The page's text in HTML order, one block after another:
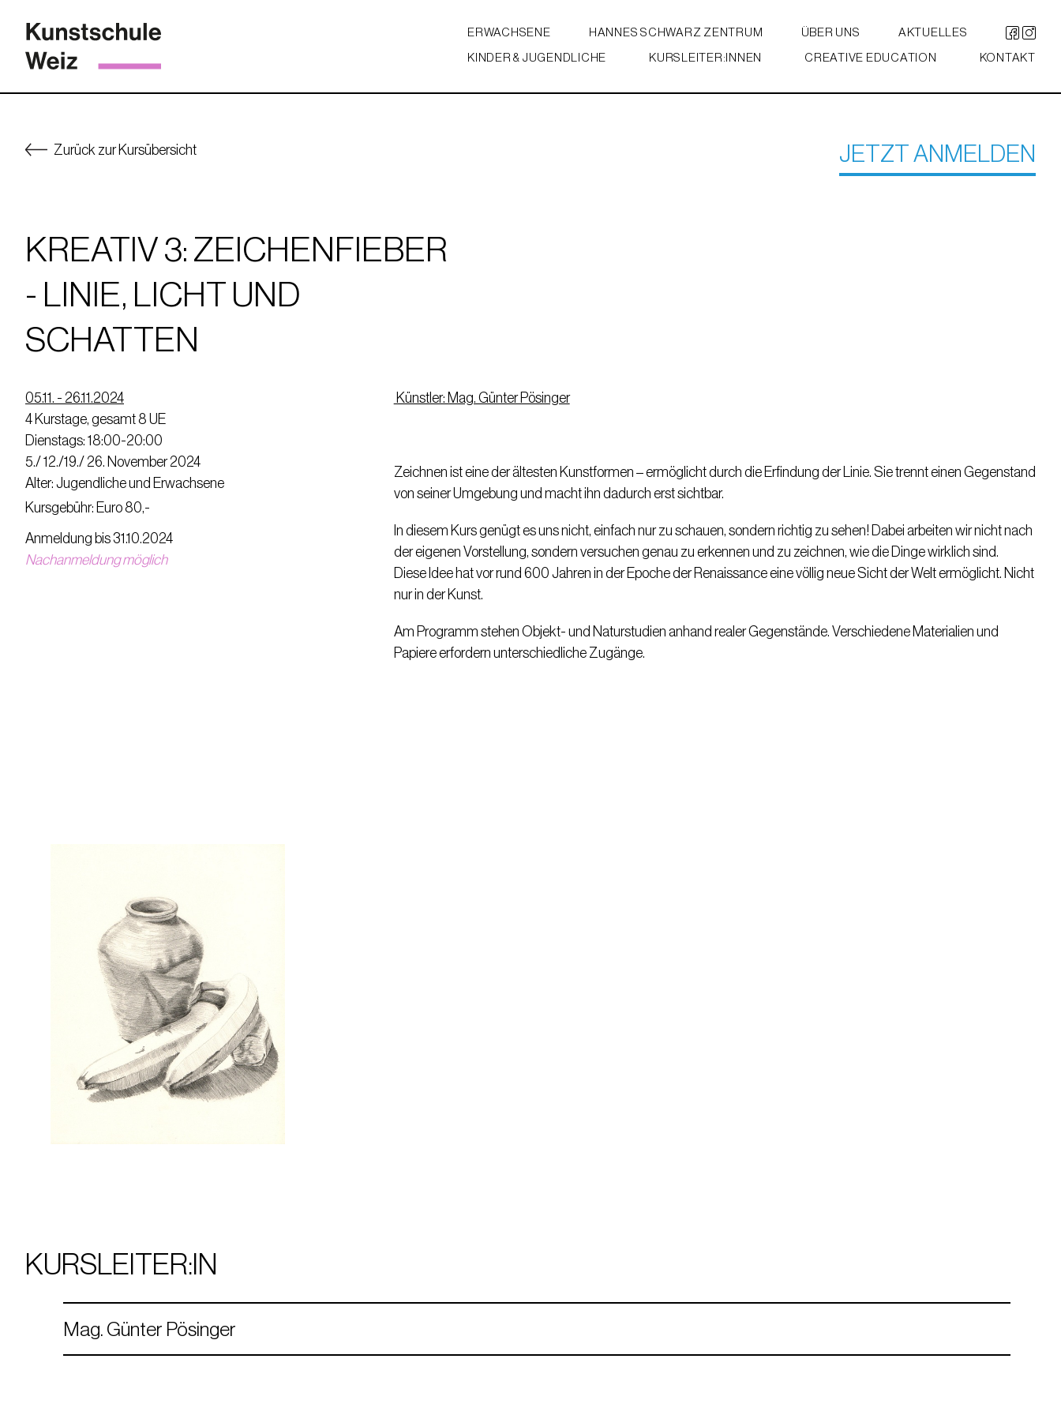
ERWACHSENE HANNES SCHWARZ ZENTRUM ÜBER UNS
AKTUELLES
KINDER & JUGENDLICHE
KURSLEITER:INNEN CREATIVE EDUCATION KONTAKT
Zurück zur Kursübersicht JETZT ANMELDEN
KREATIV 3: ZEICHENFIEBER
- LINIE, LICHT UND
SCHATTEN
05.11. - 26.11.2024
4 Kurstage, gesamt 8 UE
Dienstags: 18:00-20:00
5./ 12./19./ 26. November 2024
Alter: Jugendliche und Erwachsene
Kursgebühr: Euro 80,-
Anmeldung bis 31.10.2024
Nachanmeldung möglich
Künstler: Mag. Günter Pösinger
Zeichnen ist eine der ältesten Kunstformen – ermöglicht durch die Erfindung der Linie. Sie trennt einen Gegenstand
von seiner Umgebung und macht ihn dadurch erst sichtbar.
In diesem Kurs genügt es uns nicht, einfach nur zu schauen, sondern richtig zu sehen! Dabei arbeiten wir nicht nach
der eigenen Vorstellung, sondern versuchen genau zu erkennen und zu zeichnen, wie die Dinge wirklich sind.
Diese Idee hat vor rund 600 Jahren in der Epoche der Renaissance eine völlig neue Sicht der Welt ermöglicht. Nicht
nur in der Kunst.
Am Programm stehen Objekt- und Naturstudien anhand realer Gegenstände. Verschiedene Materialien und
Papiere erfordern unterschiedliche Zugänge.
KURSLEITER:IN
Mag. Günter Pösinger